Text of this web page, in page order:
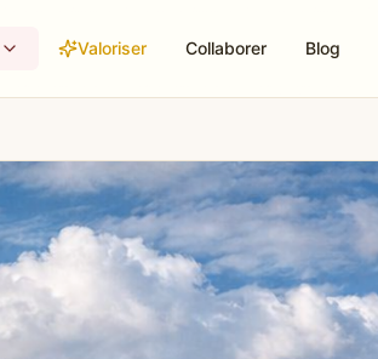
Valoriser Collaborer Blog